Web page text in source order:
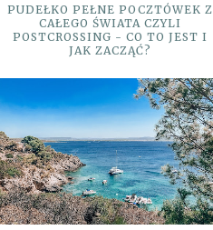
PUDEŁKO PEŁNE POCZTÓWEK Z
CAŁEGO ŚWIATA CZYLI
POSTCROSSING - CO TO JEST I
JAK ZACZĄĆ?